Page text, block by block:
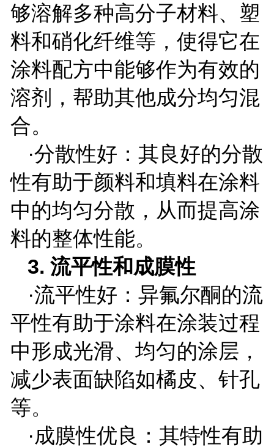
够溶解多种高分子材料、塑
料和硝化纤维等，使得它在
涂料配方中能够作为有效的
溶剂，帮助其他成分均匀混
合。
·分散性好：其良好的分散
性有助于颜料和填料在涂料
中的均匀分散，从而提高涂
料的整体性能。
3.流平性和成膜性
·流平性好：异氟尔酮的流
平性有助于涂料在涂装过程
中形成光滑、均匀的涂层，
减少表面缺陷如橘皮、针孔
等。
·成膜性优良：其特性有助